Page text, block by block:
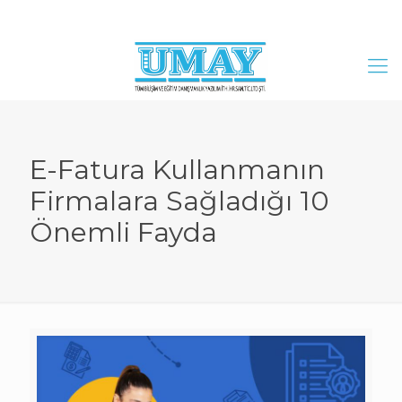
E-Fatura Kullanmanın
Firmalara Sağladığı 10
Önemli Fayda